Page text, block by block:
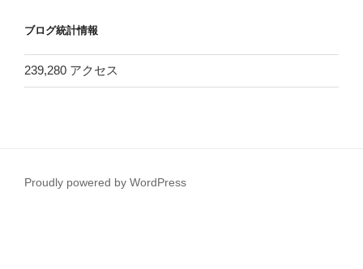
ブ
ブログ統計情報
239,280 アクセス
Proudly powered by WordPress